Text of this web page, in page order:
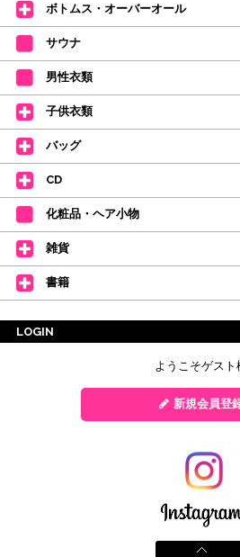
ボトムス・オーバーオール
サウナ
男性衣類
子供衣類
バッグ
CD
化粧品・ヘア小物
雑貨
書籍
LOGIN
ようこそゲスト
新規会員登